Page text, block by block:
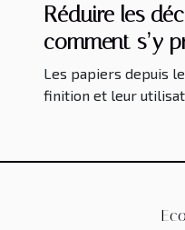
Réduire les
comment s’y
concrètement ?
Les papiers depuis
finition et leur